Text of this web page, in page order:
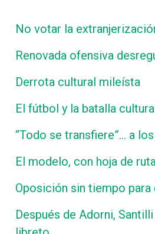
No votar la
Renovada ofensiva
Derrota cultural mileísta
El fútbol y la batalla
“Todo se transfiere”… a
El modelo, con hoja de
Oposición sin tiempo para
Después de Adorni,